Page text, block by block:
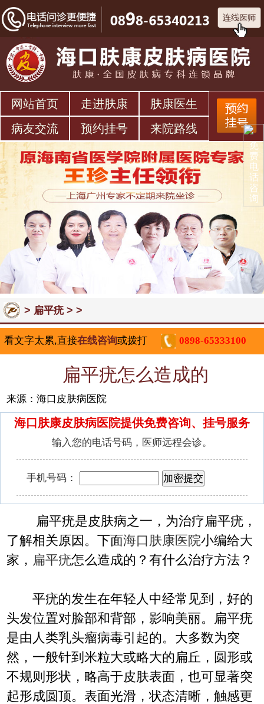
网站首页 走进肤康
肤康医生
病友交流
预约挂号 来院路线
> 扁平疣> >
看文字太累,直接在线咨询或拨打 0898-65333100
扁平疣怎么造成的
来源：海口皮肤病医院
海口肤康皮肤病医院提供免费咨询、挂号服务
输入您的电话号码，医师远程会诊。
手机号码：
扁平疣是皮肤病之一，为治疗扁平疣，
了解相关原因。下面海口肤康医院小编给大
家， 扁平疣怎么造成的？有什么治疗方法？
平疣的发生在年轻人中经常见到，好的
头发位置对脸部和背部，影响美丽。扁平疣
是由人类乳头瘤病毒引起的。大多数为突
然，一般针到米粒大或略大的扁丘，圆形或
不规则形状，略高于皮肤表面，也可显著突
起形成圆顶。表面光滑，状态清晰，触感更
免
费
电
话
咨
询